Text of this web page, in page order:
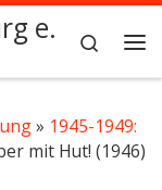
e.
Search
» 1945-1949:
mit Hut! (1946)